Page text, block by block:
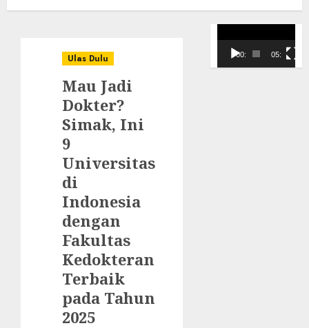
Ulas Dulu
Mau Jadi
Dokter?
Simak, Ini
9
Universitas
di
Indonesia
dengan
Fakultas
Kedokteran
Terbaik
pada Tahun
2025
Video
00:00 05:10